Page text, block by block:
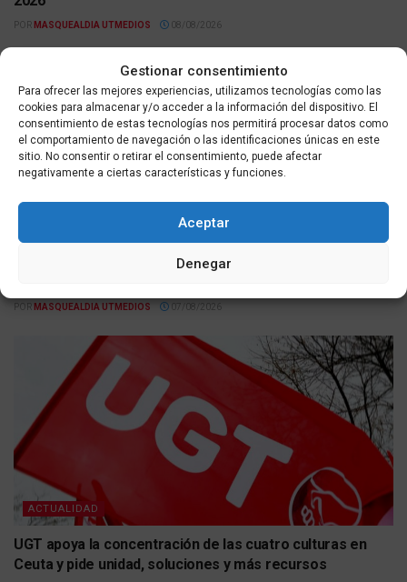
Gestionar consentimiento
Para ofrecer las mejores experiencias, utilizamos tecnologías como las
cookies para almacenar y/o acceder a la información del dispositivo. El
consentimiento de estas tecnologías nos permitirá procesar datos como
el comportamiento de navegación o las identificaciones únicas en este
sitio. No consentir o retirar el consentimiento, puede afectar
negativamente a ciertas características y funciones.
Aceptar
Denegar
POR MASQUEALDIA UTMEDIOS 08/08/2026
El PP de Ceuta se une a la concentración del domingo y
POR MASQUEALDIA UTMEDIOS 07/08/2026
ACTUALIDAD
UGT apoya la concentración de las cuatro culturas en
Ceuta y pide unidad, soluciones y más recursos